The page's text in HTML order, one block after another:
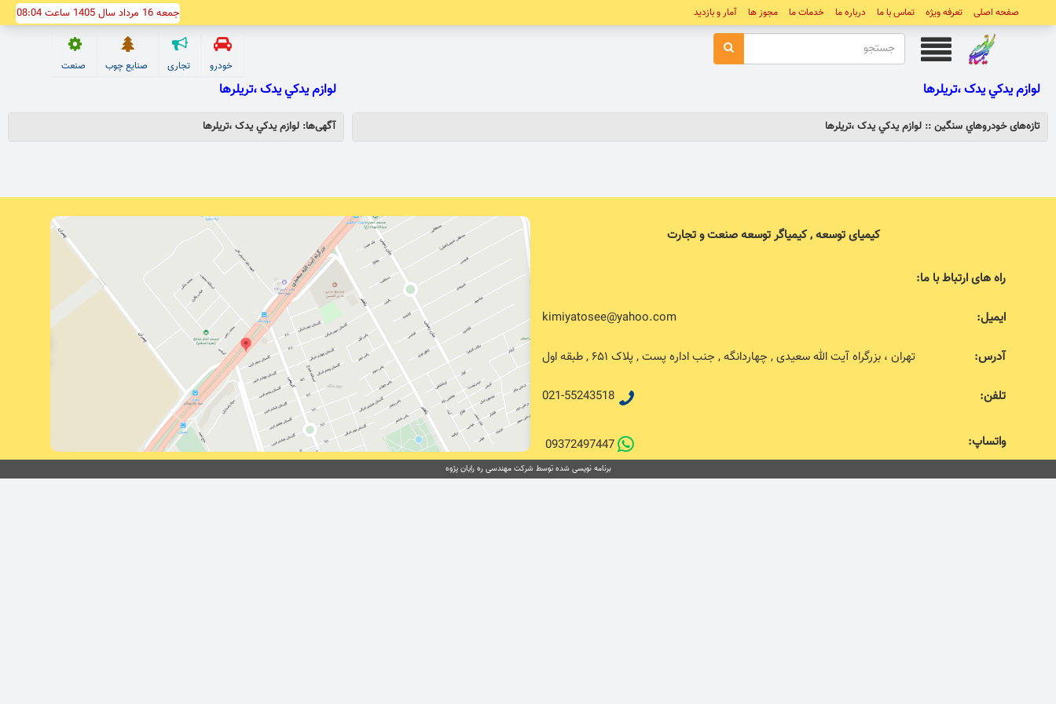
صفحه اصلی تعرفه ویژه تماس با ما درباره ما خدمات ما مجوز ها آمار و بازدید جمعه 16 مرداد سال 1405 ساعت 08:04
صنعت صنایع چوب تجاری خودرو
لوازم يدکي يدک ،تريلرها
تازه‌های خودروهاي سنگين :: لوازم يدکي يدک ،تريلرها
لوازم يدکي يدک ،تريلرها
آگهی‌ها: لوازم يدکي يدک ،تريلرها
کیمیای توسعه , کیمیاگر توسعه صنعت و تجارت
راه های ارتباط با ما:
ایمیل: kimiyatosee@yahoo.com
آدرس: تهران ، بزرگراه آیت الله سعیدی , چهاردانگه , جنب اداره پست , پلاک ۶۵۱ , طبقه اول
تلفن: 021-55243518
واتساپ: 09372497447
برنامه نویسی شده توسط شرکت مهندسی ره رایان پژوه